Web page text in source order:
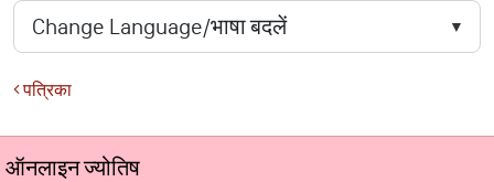
पत्रिका
ऑनलाइन ज्योतिष